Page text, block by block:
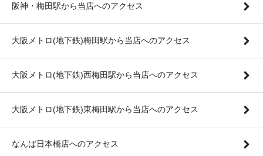
阪神・梅田駅から当店へのアクセス
大阪メトロ(地下鉄)梅田駅から当店へのアクセス
大阪メトロ(地下鉄)西梅田駅から当店へのアクセス
大阪メトロ(地下鉄)東梅田駅から当店へのアクセス
なんば日本橋店へのアクセス